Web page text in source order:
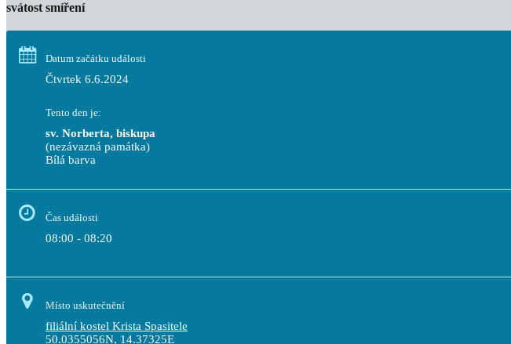
svátost smíření
Datum začátku události
Čtvrtek 6.6.2024
Tento den je:
sv. Norberta, biskupa
(nezávazná památka)
Bílá barva
Čas události
08:00 - 08:20
Místo uskutečnění
filiální kostel Krista Spasitele
50.0355056N, 14.37325E